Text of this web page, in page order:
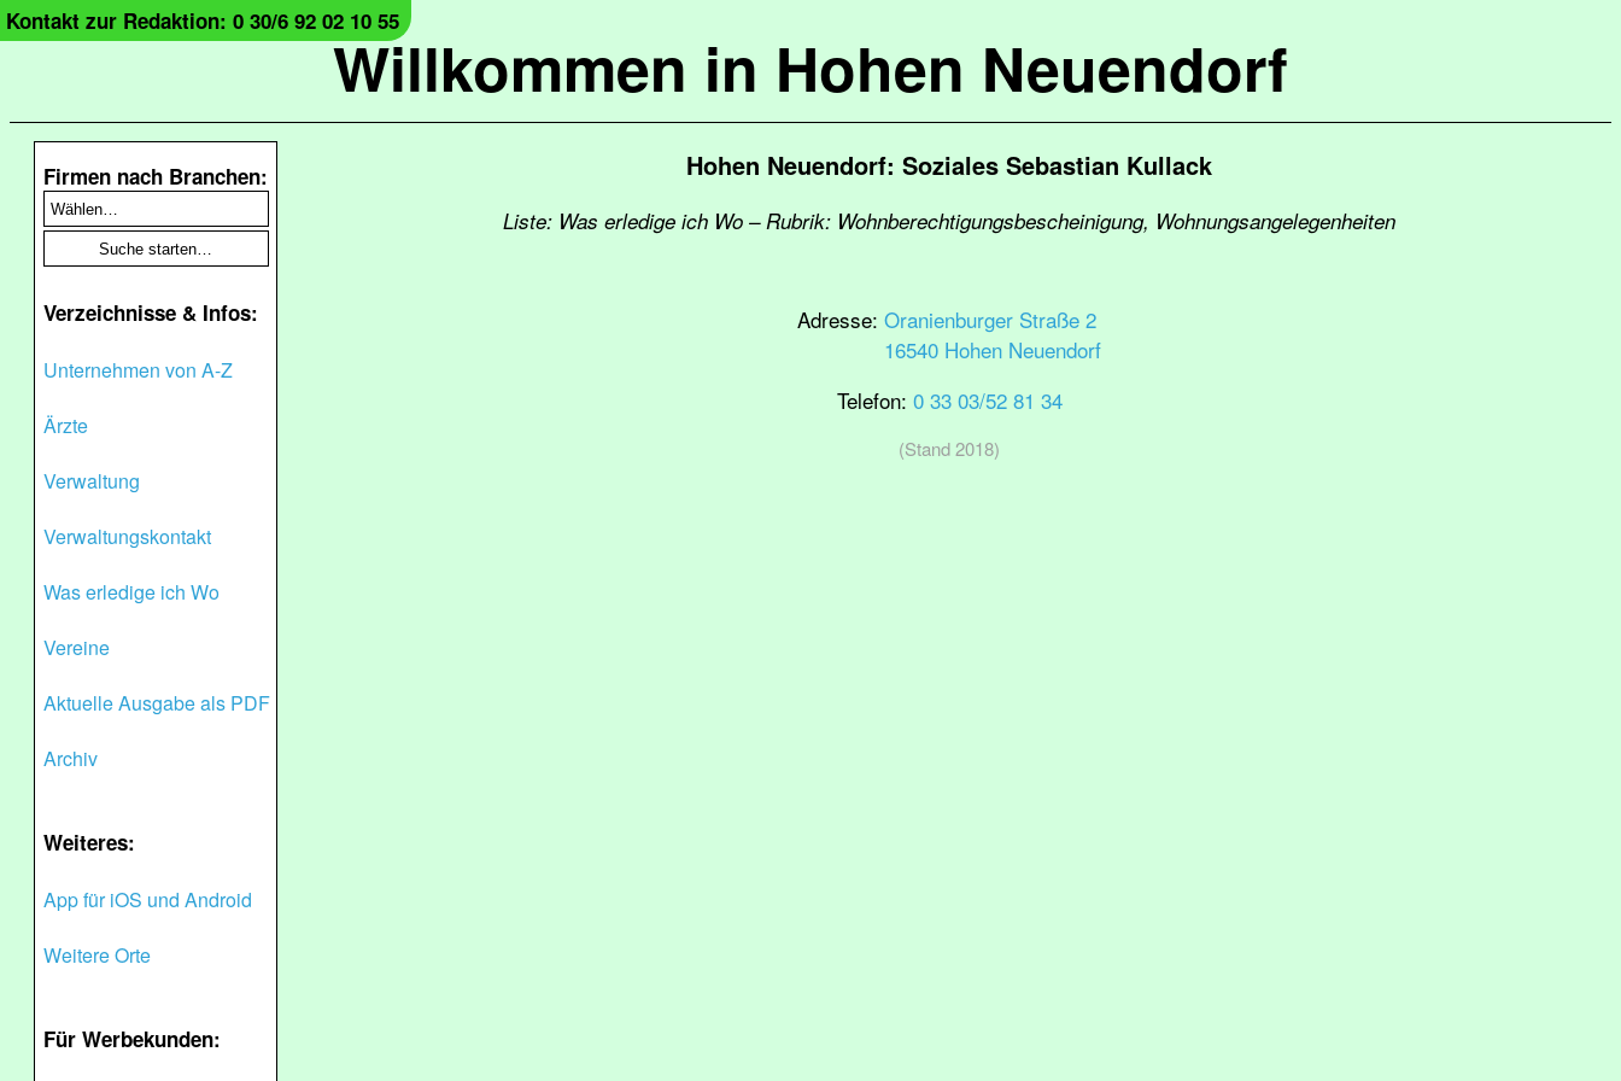
Willkommen in Hohen Neuendorf
Kontakt zur Redaktion: 0 30/6 92 02 10 55
Firmen nach Branchen:
Verzeichnisse & Infos:
Unternehmen von A-Z
Ärzte
Verwaltung
Verwaltungskontakt
Was erledige ich Wo
Vereine
Aktuelle Ausgabe als PDF
Archiv
Weiteres:
App für iOS und Android
Weitere Orte
Für Werbekunden:
Hohen Neuendorf: Soziales Sebastian Kullack
Liste: Was erledige ich Wo – Rubrik: Wohnberechtigungsbescheinigung, Wohnungsangelegenheiten
Adresse: Oranienburger Straße 2
16540 Hohen Neuendorf
Telefon: 0 33 03/52 81 34
(Stand 2018)